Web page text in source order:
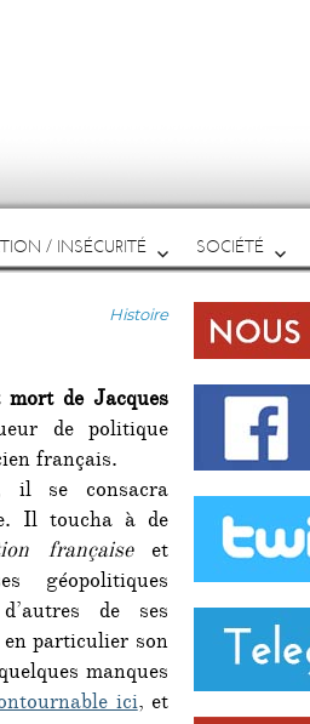
/ INSÉCURITÉ SOCIÉTÉ
Catégories
Histoire
mort de Jacques
de politique
français.
il se consacra
Il toucha à de
françaiseet
géopolitiques
de ses
particulier son
manques
ici, et